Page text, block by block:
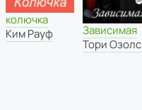
колючка
Ким Рауф
Зависимая
Тори Озолс